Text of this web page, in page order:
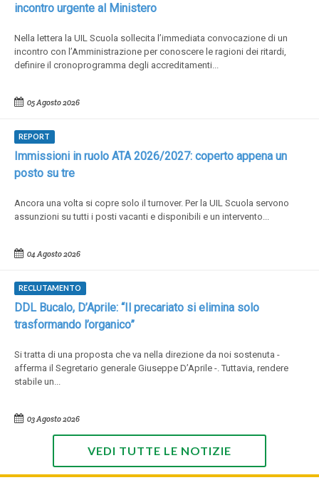
incontro urgente al Ministero
Nella lettera la UIL Scuola sollecita l’immediata convocazione di un
incontro con l’Amministrazione per conoscere le ragioni dei ritardi,
definire il cronoprogramma degli accreditamenti...
05 Agosto 2026
REPORT
Immissioni in ruolo ATA 2026/2027: coperto appena un
posto su tre
Ancora una volta si copre solo il turnover. Per la UIL Scuola servono
assunzioni su tutti i posti vacanti e disponibili e un intervento...
04 Agosto 2026
RECLUTAMENTO
DDL Bucalo, D’Aprile: “Il precariato si elimina solo
trasformando l’organico”
Si tratta di una proposta che va nella direzione da noi sostenuta -
afferma il Segretario generale Giuseppe D’Aprile -. Tuttavia, rendere
stabile un...
03 Agosto 2026
VEDI TUTTE LE NOTIZIE